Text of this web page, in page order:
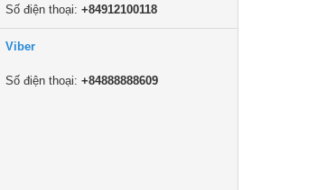
Số điện thoại:+84912100118
Viber
Số điện thoại:+84888888609